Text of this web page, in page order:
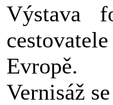
Výstava
Evropě.
Vernisáž